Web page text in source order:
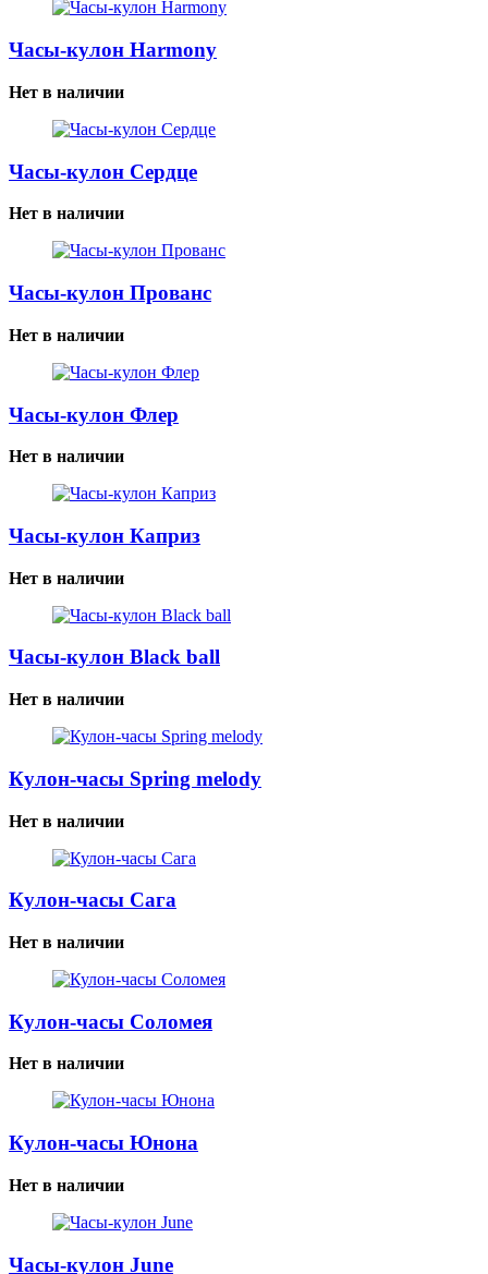
Часы-кулон Harmony
Нет в наличии
Часы-кулон Сердце
Нет в наличии
Часы-кулон Прованс
Нет в наличии
Часы-кулон Флер
Нет в наличии
Часы-кулон Каприз
Нет в наличии
Часы-кулон Black ball
Нет в наличии
Кулон-часы Spring melody
Нет в наличии
Кулон-часы Сага
Нет в наличии
Кулон-часы Соломея
Нет в наличии
Кулон-часы Юнона
Нет в наличии
Часы-кулон June